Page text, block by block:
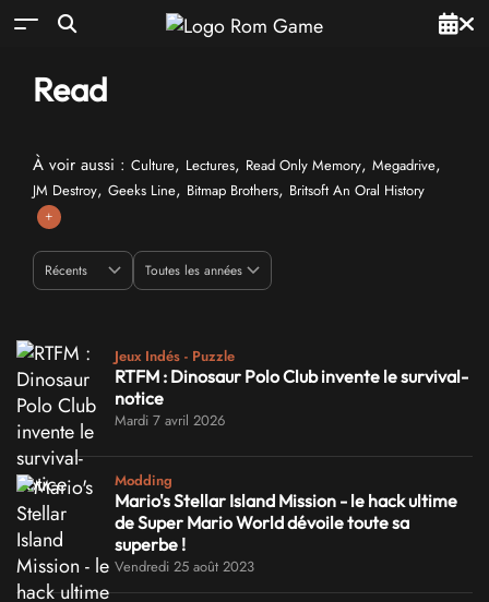
Read
À voir aussi : Culture, Lectures, Read Only Memory, Megadrive,
JM Destroy, Geeks Line, Bitmap Brothers, Britsoft An Oral History
+
Jeux Indés - Puzzle
RTFM : Dinosaur Polo Club invente le survival-
notice
Mardi 7 avril 2026
Modding
Mario's Stellar Island Mission - le hack ultime
de Super Mario World dévoile toute sa
superbe !
Vendredi 25 août 2023